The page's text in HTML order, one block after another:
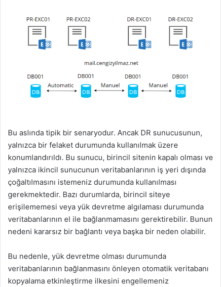
Bu aslında tipik bir senaryodur. Ancak DR sunucusunun,
yalnızca bir felaket durumunda kullanılmak üzere
konumlandırıldı. Bu sunucu, birincil sitenin kapalı olması ve
yalnızca ikincil sunucunun veritabanlarının iş yeri dışında
çoğaltılmasını istemeniz durumunda kullanılması
gerekmektedir. Bazı durumlarda, birincil siteye
erişilememesi veya yük devretme algılaması durumunda
veritabanlarının el ile bağlanmamasını gerektirebilir. Bunun
nedeni kararsız bir bağlantı veya başka bir neden olabilir.
Bu nedenle, yük devretme olması durumunda
veritabanlarının bağlanmasını önleyen otomatik veritabanı
kopyalama etkinleştirme ilkesini engellemeniz